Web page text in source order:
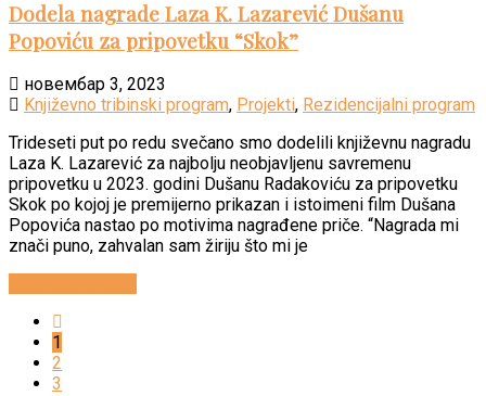
Dodela nagrade Laza K. Lazarević Dušanu
Popoviću za pripovetku “Skok”
новембар 3, 2023
Književno tribinski program, Projekti, Rezidencijalni program
Trideseti put po redu svečano smo dodelili književnu nagradu
Laza K. Lazarević za najbolju neobjavljenu savremenu
pripovetku u 2023. godini Dušanu Radakoviću za pripovetku
Skok po kojoj je premijerno prikazan i istoimeni film Dušana
Popovića nastao po motivima nagrađene priče. “Nagrada mi
znači puno, zahvalan sam žiriju što mi je
1
2
3